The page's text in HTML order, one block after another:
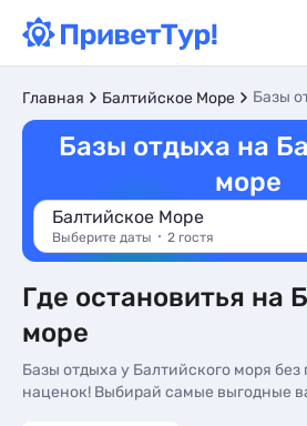
Главная Балтийское Море Базы
Базы отдыха на
море
Балтийское Море
Выберите даты 2 гостя
Где остановитья на
море
Базы отдыха у Балтийского моря без
наценок! Выбирай самые выгодные